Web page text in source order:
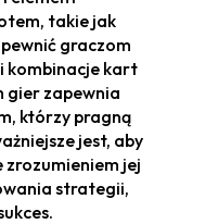
takie jak
graczom
kombinacje kart
gier zapewnia
którzy pragną
jest, aby
zrozumieniem jej
strategii,